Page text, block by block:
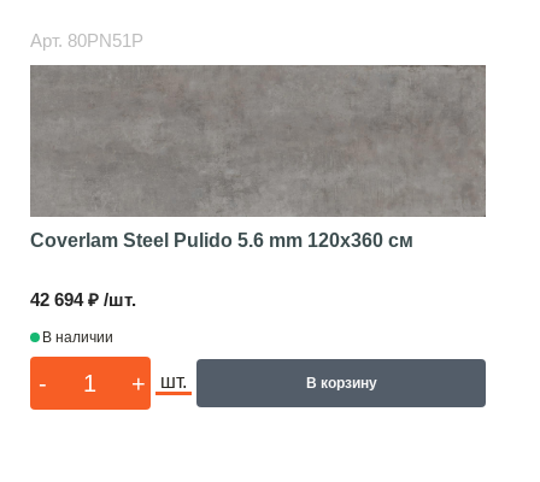
Арт. 80PN51P
Coverlam Steel Pulido 5.6 mm 120x360 см
42 694 ₽ /шт.
В наличии
- + шт. В корзину